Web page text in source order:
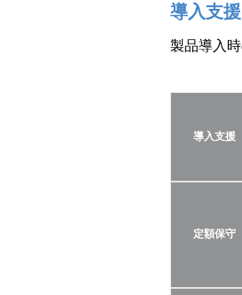
導入支
製品導入
導入支援
定額保守